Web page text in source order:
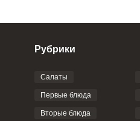
Фото до 4 шт, до 5 mb
Рубрики
Салаты
Первые блюда
Вторые блюда